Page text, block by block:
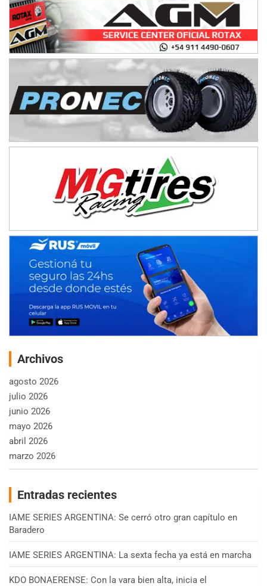
Archivos
agosto 2026
julio 2026
junio 2026
mayo 2026
abril 2026
marzo 2026
Entradas recientes
IAME SERIES ARGENTINA: Se cerró otro gran capítulo en
Baradero
IAME SERIES ARGENTINA: La sexta fecha ya está en marcha
KDO BONAERENSE: Con la vara bien alta, inicia el